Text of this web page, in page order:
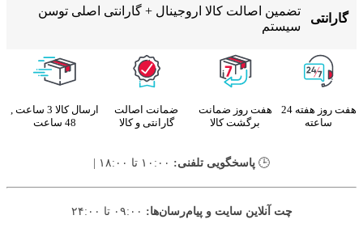
گارانتی
تضمین اصالت کالا اروجینال + گارانتی اصلی توسن
سیستم
هفت روز هفته 24
ساعته
هفت روز ضمانت
برگشت کالا
ضمانت اصالت
گارانتی و کالا
ارسال کالا 3 ساعت ,
48 ساعت
🕒 پاسخگویی تلفنی:
چت آنلاین سایت و پیام‌رسان‌ها: